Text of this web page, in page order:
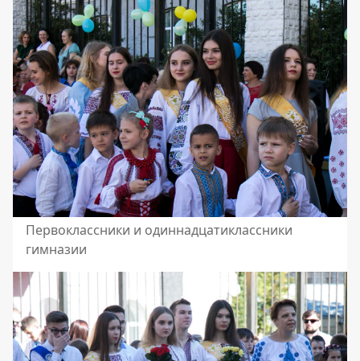
Первоклассники и одиннадцатиклассники
гимназии